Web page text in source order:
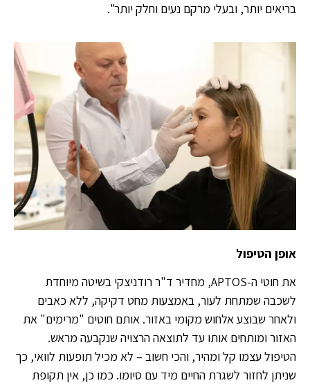
בריאים יותר, ובעלי מרקם נעים וחלק יותר".
אופן הטיפול
את חוטי ה-APTOS, מחדיר ד"ר רודניצקי בשיטה מיוחדת
לשכבה שמתחת לעור, באמצעות מחט דקיקה, ללא כאבים
ולאחר שבוצע אלחוש מקומי באזור. אותם חוטים "מרימים" את
האזור ומותחים אותו עד לתוצאה הרצויה שנקבעה מראש.
הטיפול עצמו קל ומהיר, והכי חשוב – לא מכיל תופעות לוואי, כך
שניתן לחזור לשגרת החיים מיד עם סיומו. כמו כן, אין תקופת